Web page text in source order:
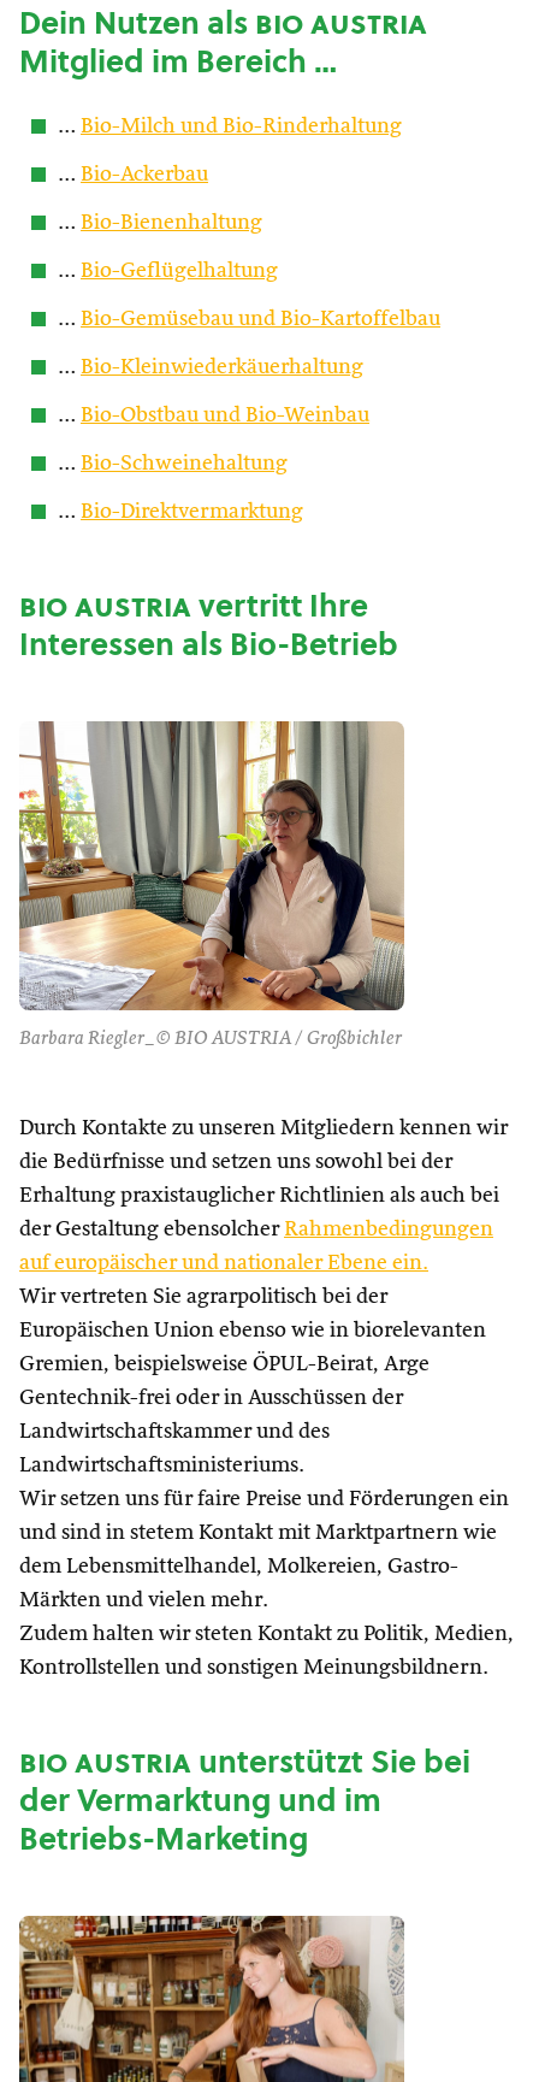
Dein Nutzen alsbio austria
Mitglied im Bereich …
… Bio-Milch und Bio-Rinderhaltung
… Bio-Ackerbau
… Bio-Bienenhaltung
… Bio-Geflügelhaltung
… Bio-Gemüsebau und Bio-Kartoffelbau
… Bio-Kleinwiederkäuerhaltung
… Bio-Obstbau und Bio-Weinbau
… Bio-Schweinehaltung
… Bio-Direktvermarktung
bio austriavertritt Ihre
Interessen als Bio-Betrieb
Barbara Riegler_© BIO AUSTRIA / Großbichler
Durch Kontakte zu unseren Mitgliedern kennen wir
die Bedürfnisse und setzen uns sowohl bei der
Erhaltung praxistauglicher Richtlinien als auch bei
der Gestaltung ebensolcher Rahmenbedingungen
auf europäischer und nationaler Ebene ein.
Wir vertreten Sie agrarpolitisch bei der
Europäischen Union ebenso wie in biorelevanten
Gremien, beispielsweise ÖPUL-Beirat, Arge
Gentechnik-frei oder in Ausschüssen der
Landwirtschaftskammer und des
Landwirtschaftsministeriums.
Wir setzen uns für faire Preise und Förderungen ein
und sind in stetem Kontakt mit Marktpartnern wie
dem Lebensmittelhandel, Molkereien, Gastro-
Märkten und vielen mehr.
Zudem halten wir steten Kontakt zu Politik, Medien,
Kontrollstellen und sonstigen Meinungsbildnern.
bio austriaunterstützt Sie bei
der Vermarktung und im
Betriebs-Marketing